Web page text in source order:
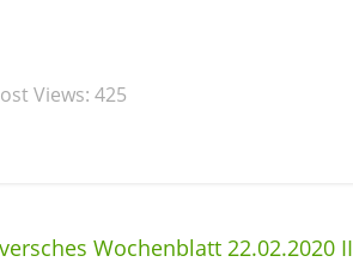
Views: 425
Wochenblatt 22.02.2020 II